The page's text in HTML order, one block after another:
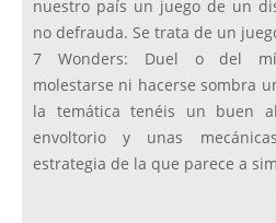
nuestro país un juego de un
no defrauda. Se trata de un
7 Wonders: Duel o del
molestarse ni hacerse sombra
la temática tenéis un buen
envoltorio y unas
estrategia de la que parece a